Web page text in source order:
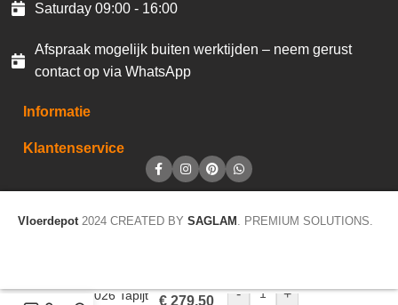
Saturday 09:00 - 16:00
Afspraak mogelijk buiten werktijden – neem gerust
contact op via WhatsApp
Informatie
Klantenservice
Vloerdepot 2024 CREATED BY SAGLAM . PREMIUM SOLUTIONS.
Trend 026 Tapijt
€ 279,50 - +